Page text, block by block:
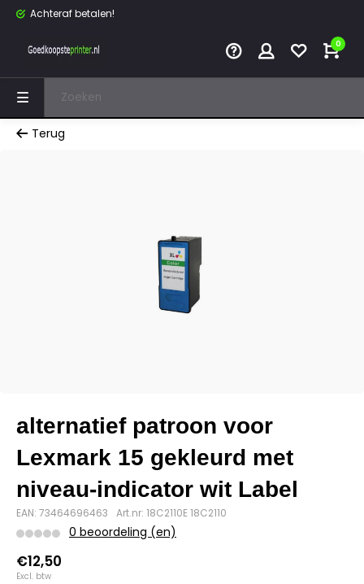
Achteraf betalen!
0
Terug
alternatief patroon voor
Lexmark 15 gekleurd met
niveau-indicator wit Label
EAN: 73464696463 Art.nr: 18C2110E 18C2110
0 beoordeling (en)
€12,50
Excl. btw